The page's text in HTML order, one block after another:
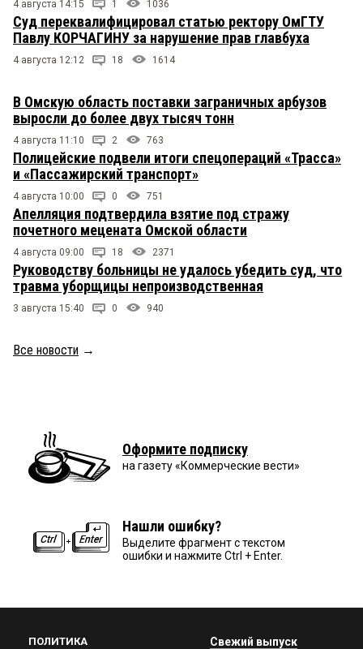
4 августа 14:15 1 1036
Суд переквалифицировал статью ректору ОмГТУ
Павлу КОРЧАГИНУ за нарушение прав главбуха
4 августа 12:12 18 1614
В Омскую область поставки заграничных арбузов
выросли до более двух тысяч тонн
4 августа 11:10 2 763
Полицейские подвели итоги спецопераций «Трасса»
и «Пассажирский транспорт»
4 августа 10:00 0 751
Апелляция подтвердила взятие под стражу
почетного мецената Омской области
4 августа 09:00 18 2371
Руководству больницы не удалось убедить суд, что
травма уборщицы непроизводственная
3 августа 15:40 0 940
Все новости →
Оформите подписку
на газету «Коммерческие вести»
Нашли ошибку?
Выделите фрагмент с текстом
ошибки и нажмите Ctrl + Enter.
ПОЛИТИКА Свежий выпуск